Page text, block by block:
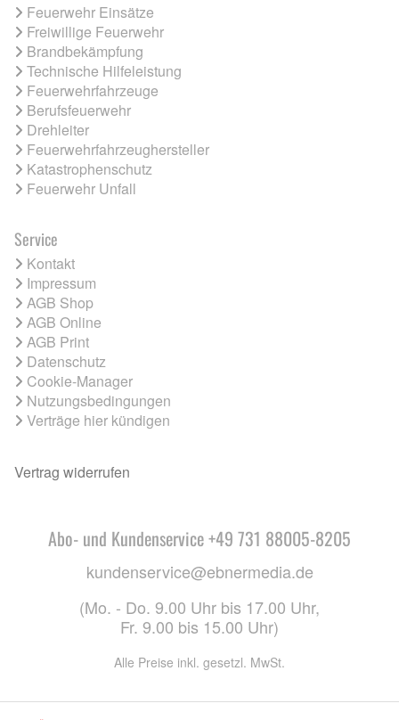
Feuerwehr Einsätze
Freiwillige Feuerwehr
Brandbekämpfung
Technische Hilfeleistung
Feuerwehrfahrzeuge
Berufsfeuerwehr
Drehleiter
Feuerwehrfahrzeughersteller
Katastrophenschutz
Feuerwehr Unfall
Service
Kontakt
Impressum
AGB Shop
AGB Online
AGB Print
Datenschutz
Cookie-Manager
Nutzungsbedingungen
Verträge hier kündigen
Vertrag widerrufen
Abo- und Kundenservice +49 731 88005-8205
kundenservice@ebnermedia.de
(Mo. - Do. 9.00 Uhr bis 17.00 Uhr,
Fr. 9.00 bis 15.00 Uhr)
Alle Preise inkl. gesetzl. MwSt.